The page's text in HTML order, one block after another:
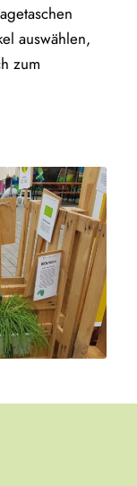
auswählen,
zum